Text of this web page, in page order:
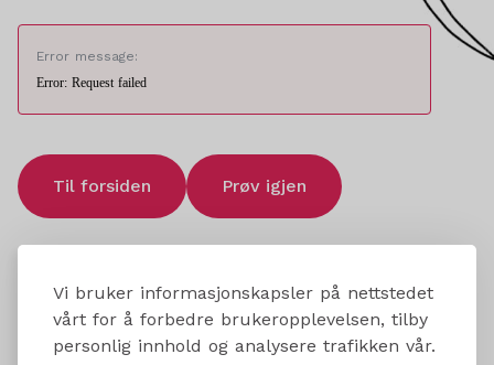
Vi bruker informasjonskapsler på nettstedet
vårt for å forbedre brukeropplevelsen, tilby
personlig innhold og analysere trafikken vår.
Error message:
Error: Request failed
Til forsiden Prøv igjen